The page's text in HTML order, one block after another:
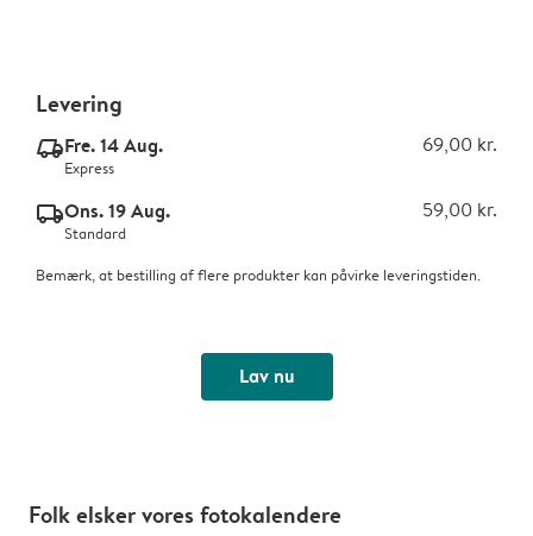
Levering
delivery_express_v2Fre. 14 Aug. 69,00 kr.
Express
delivery_standard_v2Ons. 19 Aug. 59,00 kr.
Standard
Bemærk, at bestilling af flere produkter kan påvirke leveringstiden.
Lav nu
Folk elsker vores fotokalendere